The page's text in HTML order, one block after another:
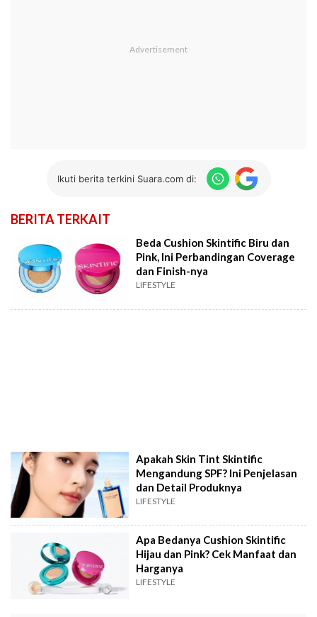
Ikuti berita terkini Suara.com di:
BERITA TERKAIT
Beda Cushion Skintific Biru dan
Pink, Ini Perbandingan Coverage
dan Finish-nya
LIFESTYLE
Apakah Skin Tint Skintific
Mengandung SPF? Ini Penjelasan
dan Detail Produknya
LIFESTYLE
Apa Bedanya Cushion Skintific
Hijau dan Pink? Cek Manfaat dan
Harganya
LIFESTYLE